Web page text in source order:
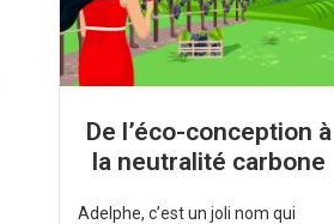
De l’éco-conception à
la neutralité carbone
Adelphe, c’est un joli nom qui